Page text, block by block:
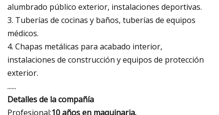
alumbrado público exterior, instalaciones deportivas.
3. Tuberías de cocinas y baños, tuberías de equipos
médicos.
4. Chapas metálicas para acabado interior,
instalaciones de construcción y equipos de protección
exterior.
......
Detalles de la compañía
Profesional:10 años en maquinaria.